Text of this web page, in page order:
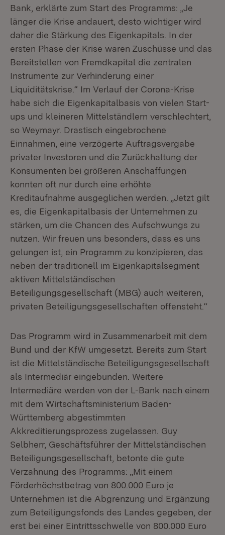
Bank, erklärte zum Start des Programms: „Je
länger die Krise andauert, desto wichtiger wird
daher die Stärkung des Eigenkapitals. In der
ersten Phase der Krise waren Zuschüsse und das
Bereitstellen von Fremdkapital die zentralen
Instrumente zur Verhinderung einer
Liquiditätskrise.“ Im Verlauf der Corona-Krise
habe sich die Eigenkapitalbasis von vielen Start-
ups und kleineren Mittelständlern verschlechtert,
so Weymayr. Drastisch eingebrochene
Einnahmen, eine verzögerte Auftragsvergabe
privater Investoren und die Zurückhaltung der
Konsumenten bei größeren Anschaffungen
konnten oft nur durch eine erhöhte
Kreditaufnahme ausgeglichen werden. „Jetzt gilt
es, die Eigenkapitalbasis der Unternehmen zu
stärken, um die Chancen des Aufschwungs zu
nutzen. Wir freuen uns besonders, dass es uns
gelungen ist, ein Programm zu konzipieren, das
neben der traditionell im Eigenkapitalsegment
aktiven Mittelständischen
Beteiligungsgesellschaft (MBG) auch weiteren,
privaten Beteiligungsgesellschaften offensteht.“
Das Programm wird in Zusammenarbeit mit dem
Bund und der KfW umgesetzt. Bereits zum Start
ist die Mittelständische Beteiligungsgesellschaft
als Intermediär eingebunden. Weitere
Intermediäre werden von der L-Bank nach einem
mit dem Wirtschaftsministerium Baden-
Württemberg abgestimmten
Akkreditierungsprozess zugelassen. Guy
Selbherr, Geschäftsführer der Mittelständischen
Beteiligungsgesellschaft, betonte die gute
Verzahnung des Programms: „Mit einem
Förderhöchstbetrag von 800.000 Euro je
Unternehmen ist die Abgrenzung und Ergänzung
zum Beteiligungsfonds des Landes gegeben, der
erst bei einer Eintrittsschwelle von 800.000 Euro